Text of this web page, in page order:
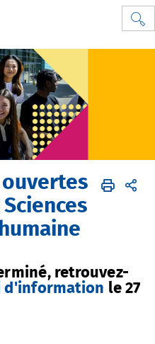
Humaine
retrouvez-
d'information le 27